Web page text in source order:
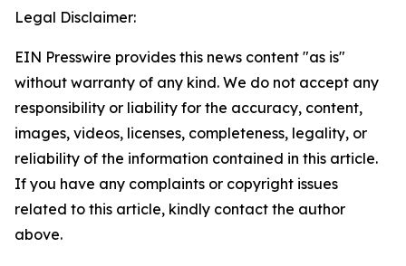
Legal Disclaimer:
EIN Presswire provides this news content "as is"
without warranty of any kind. We do not accept any
responsibility or liability for the accuracy, content,
images, videos, licenses, completeness, legality, or
reliability of the information contained in this article.
If you have any complaints or copyright issues
related to this article, kindly contact the author
above.